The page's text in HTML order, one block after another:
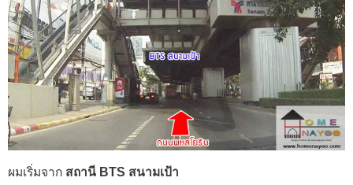
ผมเริ่มจาก สถานี BTS สนามเป้า